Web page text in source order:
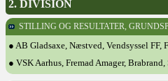
2. DIVISION
STILLING OG RESULTATER,
● AB Gladsaxe, Næstved, Vendsyssel
● VSK Aarhus, Fremad Amager,